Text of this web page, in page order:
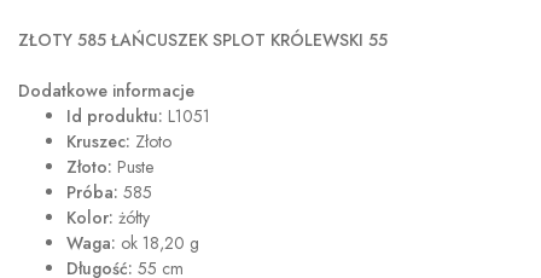
ZŁOTY 585 ŁAŃCUSZEK SPLOT KRÓLEWSKI 55
Dodatkowe informacje
Id produktu: L1051
Kruszec: Złoto
Złoto: Puste
Próba: 585
Kolor: żółty
Waga: ok 18,20 g
Długość: 55 cm